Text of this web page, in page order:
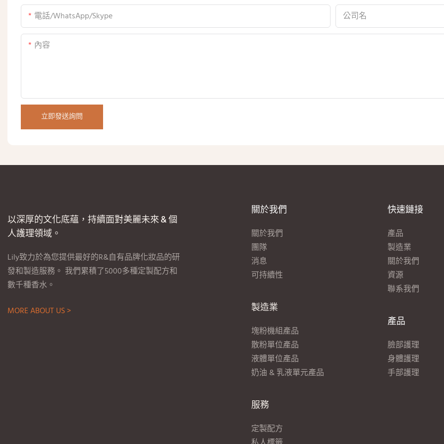
電話/WhatsApp/Skype 公司名
內容
立即發送詢問
以深厚的文化底蘊，持續面對美麗未來 & 個
人護理領域。
Lily致力於為您提供最好的R&自有品牌化妝品的研
發和製造服務。 我們累積了5000多種定製配方和
數千種香水。
MORE ABOUT US >
關於我們
關於我們
團隊
消息
可持續性
製造業
塊粉機組產品
散粉單位產品
液體單位產品
奶油 & 乳液單元產品
服務
定製配方
快速鏈接
產品
製造業
關於我們
資源
聯系我們
產品
臉部護理
身體護理
手部護理